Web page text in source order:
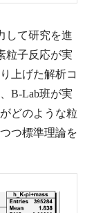
して研究を進
粒子反応が実
上げた解析コ
B-Lab班が実
どのような粒
つ標準理論を